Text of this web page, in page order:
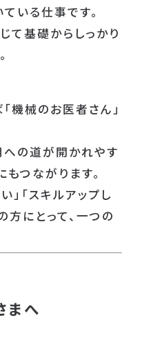
いる仕事です。
て基礎からしっかり
機械のお医者さん」
の道が開かれやす
つながります。
」「スキルアップし
方にとって、一つの
まへ